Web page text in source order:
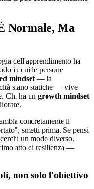
Normale, Ma
dell'apprendimento ha
in cui le persone
mindset— la
siano statiche — vive
Chi ha un growth mindset
concretamente il
smetti prima. Se pensi
un modo diverso.
atto di resilienza —
non solo l'obiettivo